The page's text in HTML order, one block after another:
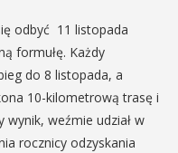
odbyć 11 listopada
formułę. Każdy
do 8 listopada, a
10-kilometrową trasę i
weźmie udział w
rocznicy odzyskania